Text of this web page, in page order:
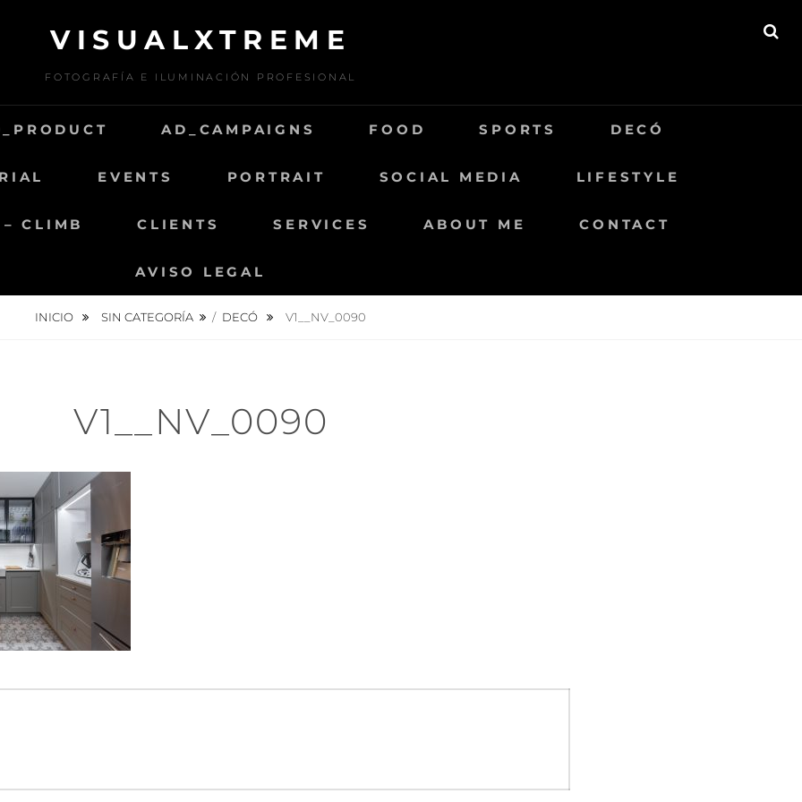
VISUALXTREME
FOTOGRAFÍA E ILUMINACIÓN PROFESIONAL
AD_CAMPAIGNS FOOD SPORTS DECÓ
EVENTS PORTRAIT SOCIAL MEDIA LIFESTYLE
CLIMB CLIENTS SERVICES ABOUT ME CONTACT
AVISO LEGAL
INICIO SIN CATEGORÍA / DECÓ V1__NV_0090
V1__NV_0090